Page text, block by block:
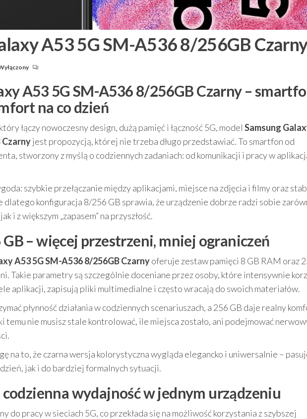
A53 5G SM-A536 8/256GB
A53 5G SM-A536 8/256GB Czarny –
na co dzień
łączy nowoczesny design, dużą pamięć i łączność 5G, model Samsung
Czarnyjest propozycją, której nie trzeba długo przedstawiać. To smartfon od
stworzony z myślą o codziennych zadaniach: od komunikacji i pracy w
szybkie przełączanie między aplikacjami, miejsce na zdjęcia i filmy oraz
dlatego konfiguracja 8/256 GB sprawia, że urządzenie dobrze radzi sobie
i z większym „zapasem” na przyszłość.
– więcej przestrzeni, mniej ograniczeń
A53 5G SM-A536 8/256GB Czarnyoferuje zestaw pamięci 8 GB RAM oraz
Takie parametry są szczególnie doceniane przez osoby, które intensywnie
aplikacji, zapisują pliki multimedialne i często wracają do swoich materiałów.
płynność działania w codziennych scenariuszach, a 256 GB daje realny
temu nie musisz stale kontrolować, ile miejsca zostało, ani podejmować
na to, że czarna wersja kolorystyczna wygląda elegancko i uniwersalnie –
jak i do bardziej formalnych sytuacji.
codzienna wydajność w jednym urządzeniu
do pracy w sieciach 5G, co przekłada się na możliwość korzystania z szybszej